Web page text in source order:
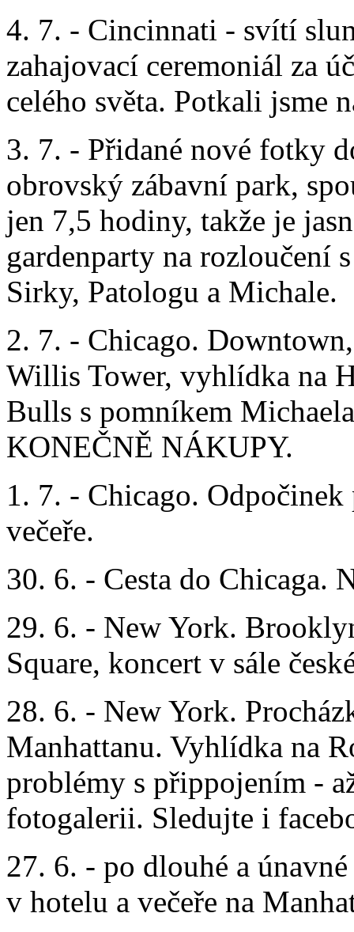
4. 7. - Cincinnati - svítí
zahajovací ceremoniál za
celého světa. Potkali jsme
3. 7. - Přidané nové fotky
obrovský zábavní park,
jen 7,5 hodiny, takže je
gardenparty na rozloučení
Sirky, Patologu a Michale.
2. 7. - Chicago.
Willis Tower, vyhlídka na
Bulls s pomníkem
KONEČNĚ NÁKUPY.
1. 7. - Chicago.
večeře.
30. 6. - Cesta do Chicaga.
29. 6. - New York.
Square, koncert v sále
28. 6. - New York.
Manhattanu. Vyhlídka na
problémy s přippojením -
fotogalerii. Sledujte i
27. 6. - po dlouhé a
v hotelu a večeře na